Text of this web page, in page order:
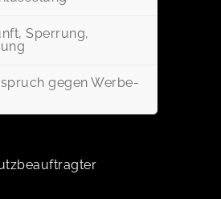
Sperrung,
gegen Werbe-